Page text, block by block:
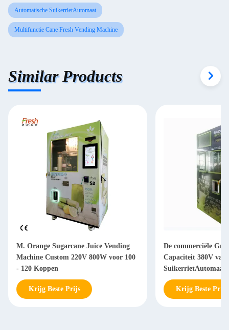
Automatische SuikerrietAutomaat
Multifunctie Cane Fresh Vending Machine
Similar Products
M. Orange Sugarcane Juice Vending
Machine Custom 220V 800W voor 100
- 120 Koppen
Krijg Beste Prijs
De commerciële
Capaciteit 380V van
SuikerrietAutomaat
Krijg Beste Prijs